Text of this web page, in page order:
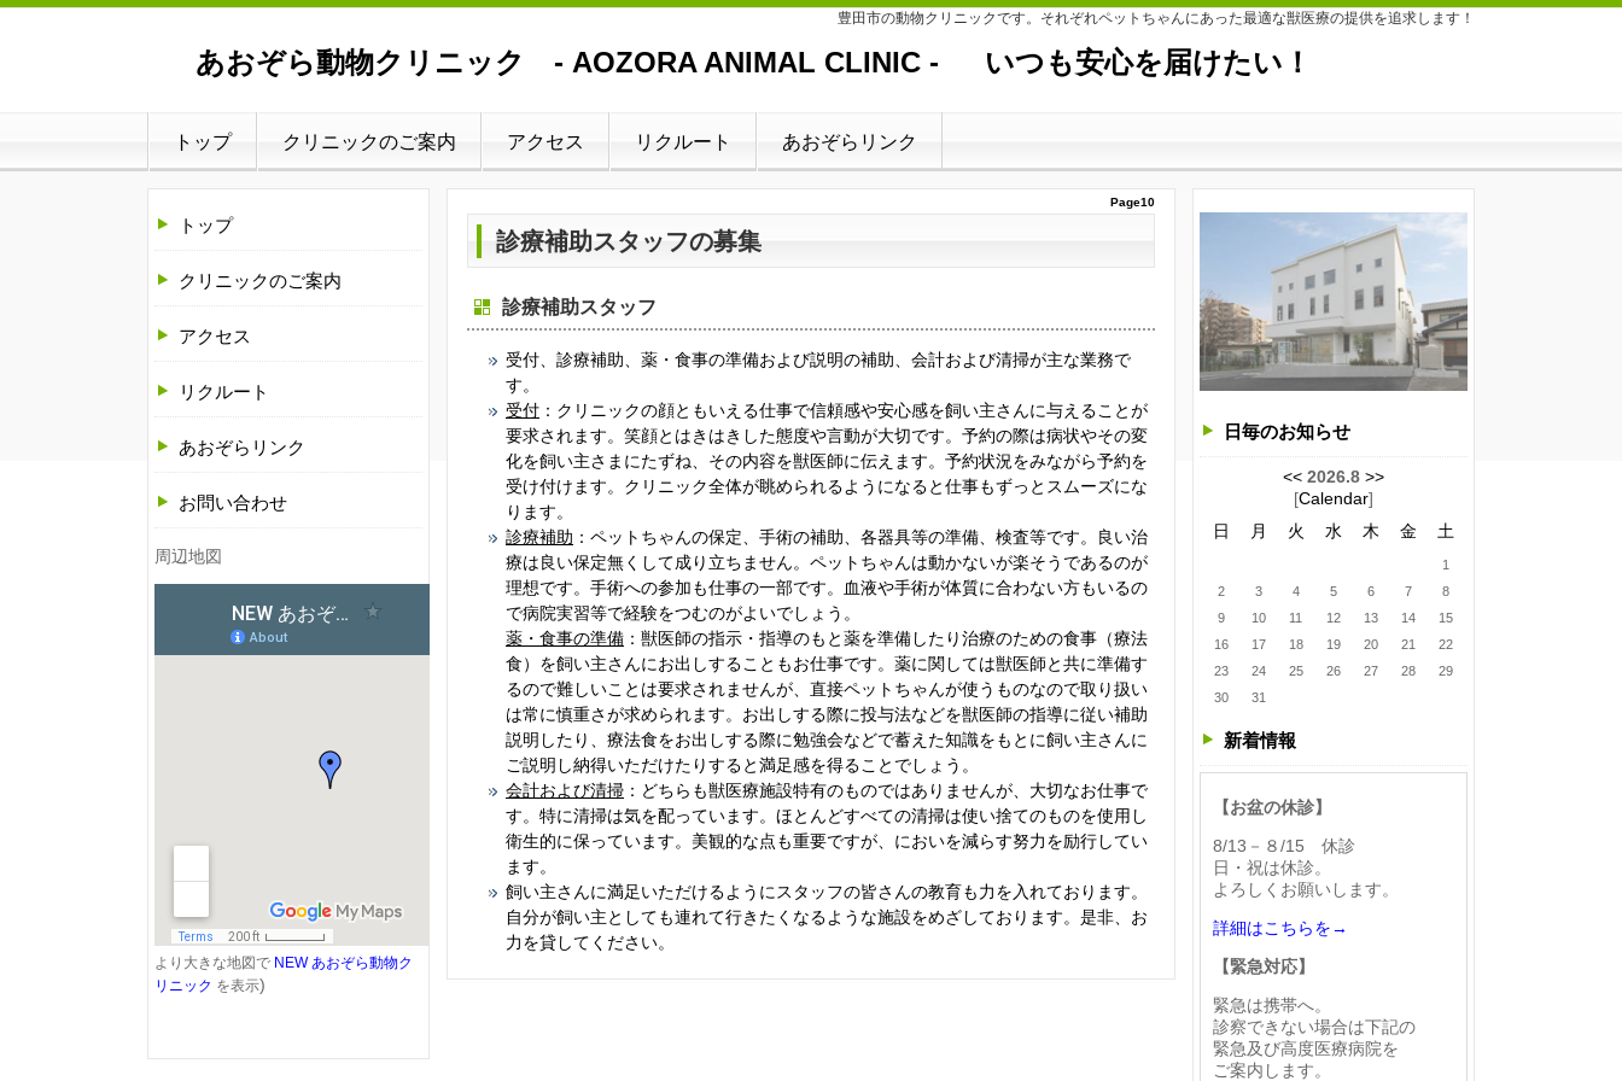
豊田市の動物クリニックです。それぞれペットちゃんにあった最適な獣医療の提供を追求します！
あおぞら動物クリニック - AOZORA ANIMAL CLINIC - いつも安心を届けたい！
トップ クリニックのご案内 アクセス リクルート あおぞらリンク
Page10
診療補助スタッフの募集
診療補助スタッフ
受付、診療補助、薬・食事の準備および説明の補助、会計および清掃が主な業務で
す。
受付 ：クリニックの顔ともいえる仕事で信頼感や安心感を飼い主さんに与えることが
要求されます。笑顔とはきはきした態度や言動が大切です。予約の際は病状やその変
化を飼い主さまにたずね、その内容を獣医師に伝えます。予約状況をみながら予約を
受け付けます。クリニック全体が眺められるようになると仕事もずっとスムーズにな
ります。
診療補助 ：ペットちゃんの保定、手術の補助、各器具等の準備、検査等です。良い治
療は良い保定無くして成り立ちません。ペットちゃんは動かないが楽そうであるのが
理想です。手術への参加も仕事の一部です。血液や手術が体質に合わない方もいるの
で病院実習等で経験をつむのがよいでしょう。
薬・食事の準備 ：獣医師の指示・指導のもと薬を準備したり治療のための食事（療法
食）を飼い主さんにお出しすることもお仕事です。薬に関しては獣医師と共に準備す
るので難しいことは要求されませんが、直接ペットちゃんが使うものなので取り扱い
は常に慎重さが求められます。お出しする際に投与法などを獣医師の指導に従い補助
説明したり、療法食をお出しする際に勉強会などで蓄えた知識をもとに飼い主さんに
ご説明し納得いただけたりすると満足感を得ることでしょう。
会計および清掃 ：どちらも獣医療施設特有のものではありませんが、大切なお仕事で
す。特に清掃は気を配っています。ほとんどすべての清掃は使い捨てのものを使用し
衛生的に保っています。美観的な点も重要ですが、においを減らす努力を励行してい
ます。
飼い主さんに満足いただけるようにスタッフの皆さんの教育も力を入れております。
自分が飼い主としても連れて行きたくなるような施設をめざしております。是非、お
力を貸してください。
トップ
クリニックのご案内
アクセス
リクルート
あおぞらリンク
お問い合わせ
周辺地図
より大きな地図で NEW あおぞら動物ク
リニック を表示)
日毎のお知らせ
<< 2026.8 >>
[Calendar]
日
月 火 水 木 金 土
1
2
3 4 5 6 7
8
9
10 11 12 13 14
15
16
17 18 19 20 21
22
23
24 25 26 27 28
29
30
31
新着情報
【お盆の休診】
8/13－８/15 休診
日・祝は休診。
よろしくお願いします。
詳細はこちらを→
【緊急対応】
緊急は携帯へ。
診察できない場合は下記の
緊急及び高度医療病院を
ご案内します。